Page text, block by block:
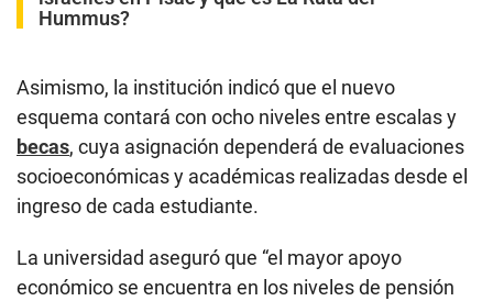
Hummus?
Asimismo, la institución indicó que el nuevo
esquema contará con ocho niveles entre escalas y
becas, cuya asignación dependerá de evaluaciones
socioeconómicas y académicas realizadas desde el
ingreso de cada estudiante.
La universidad aseguró que “el mayor apoyo
económico se encuentra en los niveles de pensión